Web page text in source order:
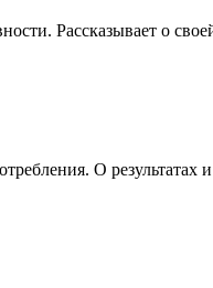
Рассказывает о
О